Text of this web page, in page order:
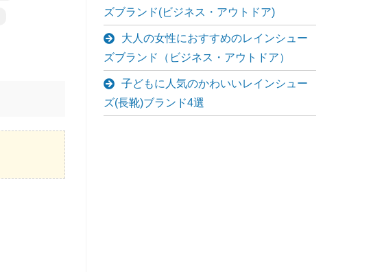
ズブランド(ビジネス・アウトドア)
大人の女性におすすめのレインシュー
ズブランド（ビジネス・アウトドア）
子どもに人気のかわいいレインシュー
ズ(長靴)ブランド4選